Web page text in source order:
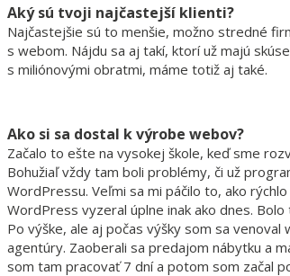
Aký sú tvoji najčastejší klienti?
Najčastejšie sú to menšie, možno stredné
s webom. Nájdu sa aj takí, ktorí už majú
s miliónovými obratmi, máme totiž aj také.
Ako si sa dostal k výrobe webov?
Začalo to ešte na vysokej škole, keď sme
Bohužiaľ vždy tam boli problémy, či už
WordPressu. Veľmi sa mi páčilo to, ako
WordPress vyzeral úplne inak ako dnes.
Po výške, ale aj počas výšky som sa
agentúry. Zaoberali sa predajom nábytku a
som tam pracovať 7 dní a potom som začal